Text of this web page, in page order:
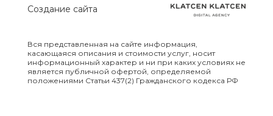
Аллергокомплекс при астме/
рините дети IgE (ImmunoCAP)
d1, тимофеевка, береза, полынь;
основные пищевые: яичный
белок, молоко; дополнительные
пищевые: арахис)
Вся представленная на сайте информация,
касающаяся описания и стоимости услуг, носит
информационный характер и ни при каких условиях не
является публичной офертой, определяемой
положениями Статьи 437(2) Гражданского кодекса РФ
Создание сайта